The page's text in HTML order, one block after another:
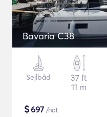
Bavaria C38
Sejlbåd
37 ft
11 m
$697 /nat